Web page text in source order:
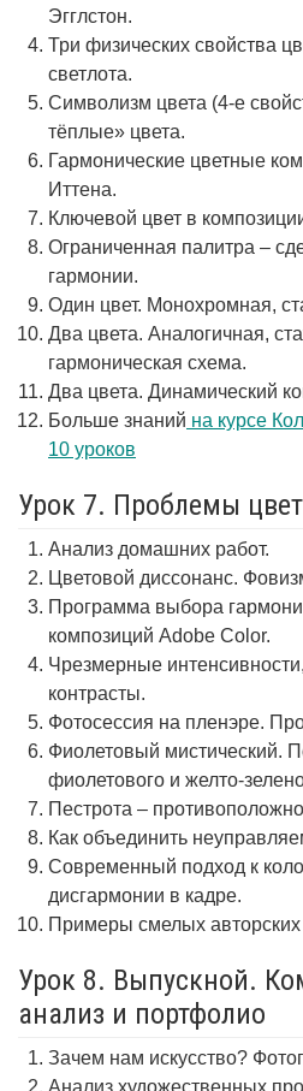
Эгглстон.
Три физических свойства
светлота.
Символизм цвета (4-е
тёплые» цвета.
Гармонические цветные
Иттена.
Ключевой цвет в
Ограниченная палитра –
гармонии.
Один цвет. Монохромная,
Два цвета. Аналогичная,
гармоническая схема.
Два цвета. Динамический
Больше знаний на курсе
10 уроков
Урок 7. Проблемы
Анализ домашних работ.
Цветовой диссонанс.
Программа выбора
композиций Adobe Color.
Чрезмерные
контрасты.
Фотосессия на пленэре.
Фиолетовый мистический.
фиолетового и желто-
Пестрота –
Как объединить
Современный подход к
дисгармонии в кадре.
Примеры смелых
Урок 8. Выпускной.
анализ и портфолио
Зачем нам искусство?
Анализ художественных